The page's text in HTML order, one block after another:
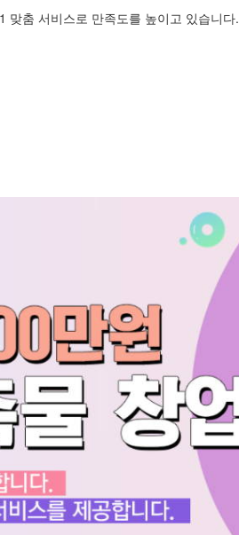
맞춤 서비스로 만족도를 높이고 있습니다.